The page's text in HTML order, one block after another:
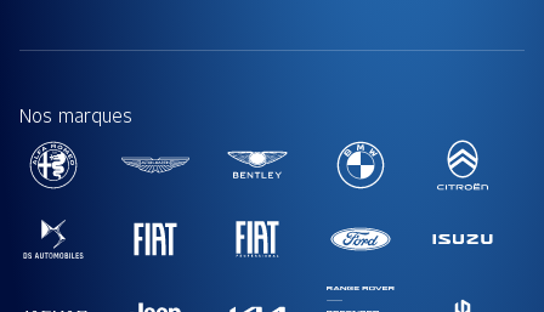
Nos marques